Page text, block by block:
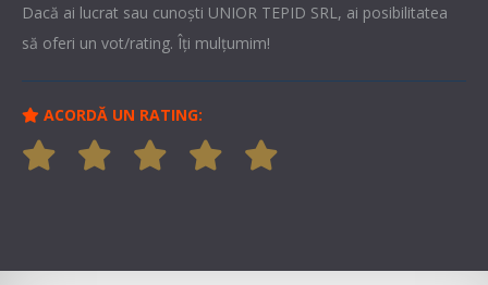
Dacă ai lucrat sau cunoşti UNIOR TEPID SRL, ai posibilitatea
să oferi un vot/rating. Îți mulțumim!
ACORDĂ UN RATING: